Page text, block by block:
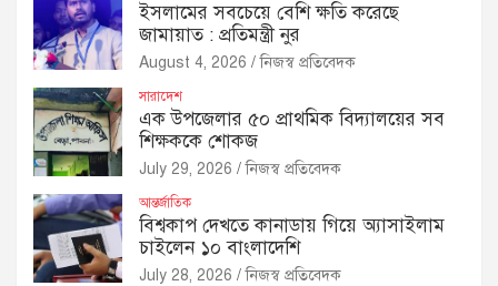
ইসলামের সবচেয়ে বেশি ক্ষতি করেছে
জামায়াত : প্রতিমন্ত্রী নুর
August 4, 2026 নিজস্ব প্রতিবেদক
সারাদেশ
এক উপজেলার ৫০ প্রাথমিক বিদ্যালয়ের সব
শিক্ষককে শোকজ
July 29, 2026 নিজস্ব প্রতিবেদক
আন্তর্জাতিক
বিশ্বকাপ দেখতে কানাডায় গিয়ে অ্যাসাইলাম
চাইলেন ১০ বাংলাদেশি
July 28, 2026 নিজস্ব প্রতিবেদক